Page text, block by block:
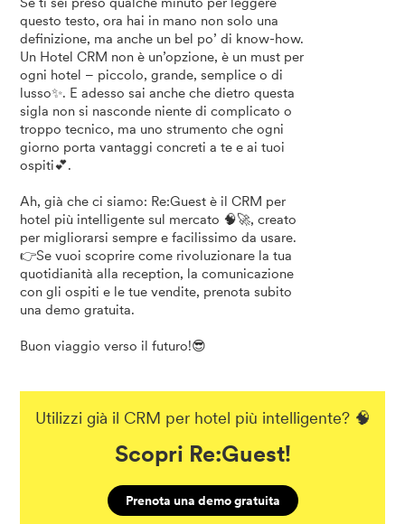
questo testo, ora hai in mano non solo una
definizione, ma anche un bel po’ di know-how.
Un Hotel CRM non è un’opzione, è un must per
ogni hotel – piccolo, grande, semplice o di
lusso✨. E adesso sai anche che dietro questa
sigla non si nasconde niente di complicato o
troppo tecnico, ma uno strumento che ogni
giorno porta vantaggi concreti a te e ai tuoi
ospiti💕.
Ah, già che ci siamo: Re:Guest è il CRM per
hotel più intelligente sul mercato 🧠🚀, creato
per migliorarsi sempre e facilissimo da usare.
👉Se vuoi scoprire come rivoluzionare la tua
quotidianità alla reception, la comunicazione
con gli ospiti e le tue vendite, prenota subito
una demo gratuita.
Buon viaggio verso il futuro!😎
Utilizzi già il CRM per hotel più intelligente? 🧠
Scopri Re:Guest!
Prenota una demo gratuita